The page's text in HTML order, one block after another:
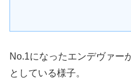
No.1になったエンデヴァー
としている様子。